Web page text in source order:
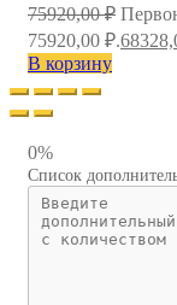
75920,00₽
75920,00 ₽.
В корзину
0%
Список